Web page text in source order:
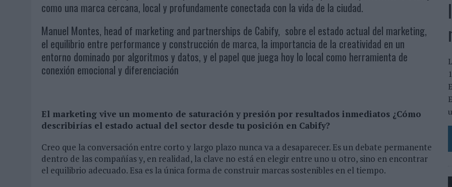
como una marca cercana, local y profundamente conectada con la vida de la ciudad.
Manuel Montes, head of marketing and partnerships de Cabify, sobre el estado actual del marketing,
el equilibrio entre performance y construcción de marca, la importancia de la creatividad en un
entorno dominado por algoritmos y datos, y el papel que juega hoy lo local como herramienta de
conexión emocional y diferenciación
El marketing vive un momento de saturación y presión por resultados inmediatos ¿Cómo
describirías el estado actual del sector desde tu posición en Cabify?
Creo que la conversación entre corto y largo plazo nunca va a desaparecer. Es un debate permanente
dentro de las compañías y, en realidad, la clave no está en elegir entre uno u otro, sino en encontrar
el equilibrio adecuado. Esa es la única forma de construir marcas sostenibles en el tiempo.